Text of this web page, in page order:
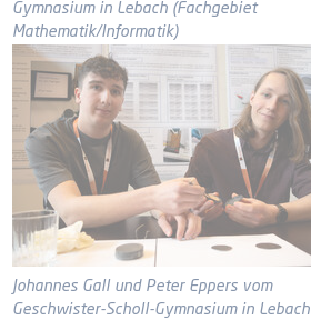
Gymnasium in Lebach (Fachgebiet
Mathematik/Informatik)
Johannes Gall und Peter Eppers vom
Geschwister-Scholl-Gymnasium in Lebach